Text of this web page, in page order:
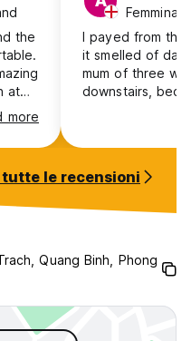
the
at
to
more
Femmina,
I payed from
it smelled of
mum of three
downstairs,
le recensioni
Quang Binh, Phong